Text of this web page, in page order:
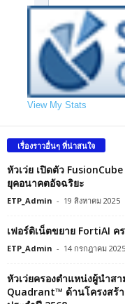
View My Stats
เรื่องราวอื่นๆ ที่น่าสนใจ
หัวเว่ย เปิดตัว
ยุคอนาคตอัจฉริยะ
ETP_Admin - 19 สิงหาคม 2025
เฟอร์ติเน็ตขยาย FortiAI
ETP_Admin - 14 กรกฎาคม 2025
หัวเว่ยครองตำแหน่งผู้นำ
Quadrant™ ด้านโครงสร้